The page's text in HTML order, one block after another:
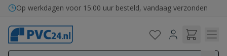
Ga naar de inhoud
Op werkdagen voor 15:00 uur besteld, vandaag verzonden